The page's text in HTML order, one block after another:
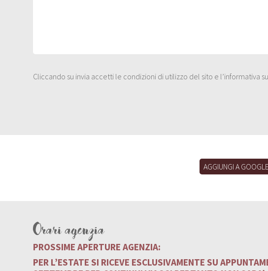
Cliccando su invia accetti le condizioni di utilizzo del sito e l’informativa
AGGIUNGI A
Orari agenzia
PROSSIME APERTURE AGENZIA:
PER L’ESTATE SI RICEVE ESCLUSIVAMENTE SU